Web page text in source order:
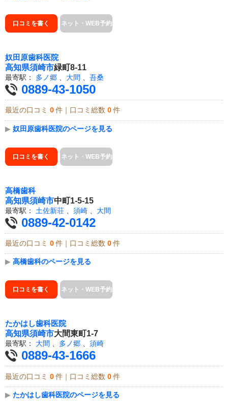
口コミを書く ネット・WEB予約
奴田原歯科医院
高知県須崎市緑町8-11
最寄駅： 多ノ郷 大間 吾桑
0889-43-1050
最近の口コミ 0 件｜口コミ総数 0 件
▶ 奴田原歯科医院のページを見る
口コミを書く ネット・WEB予約
高橋歯科
高知県須崎市中町1-5-15
最寄駅： 土佐新荘 須崎 大間
0889-42-0142
最近の口コミ 0 件｜口コミ総数 0 件
▶ 高橋歯科のページを見る
口コミを書く ネット・WEB予約
たかはし歯科医院
高知県須崎市大間東町1-7
最寄駅： 大間 、 多ノ郷 、 須崎
0889-43-1666
最近の口コミ 0 件｜口コミ総数 0 件
▶ たかはし歯科医院のページを見る